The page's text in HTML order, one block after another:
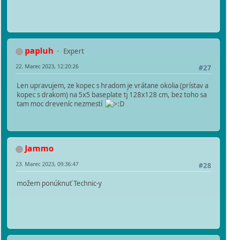
papluh
Expert
#27
22. Marec 2023, 12:20:26
Len upravujem, ze kopec s hradom je vrátane okolia (prístav a
kopec s drakom) na 5x5 baseplate tj 128x128 cm, bez toho sa
tam moc dreveníc nezmestí
Jammo
#28
23. Marec 2023, 09:36:47
možem ponúknuť Technic-y